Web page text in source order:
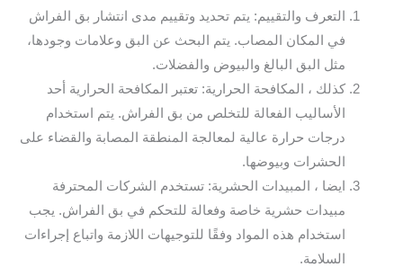
التعرف والتقييم: يتم تحديد وتقييم مدى انتشار بق الفراش
في المكان المصاب. يتم البحث عن البق وعلامات وجودها،
مثل البق البالغ والبيوض والفضلات.
كذلك ، المكافحة الحرارية: تعتبر المكافحة الحرارية أحد
الأساليب الفعالة للتخلص من بق الفراش. يتم استخدام
درجات حرارة عالية لمعالجة المنطقة المصابة والقضاء على
الحشرات وبيوضها.
ايضا ، المبيدات الحشرية: تستخدم الشركات المحترفة
مبيدات حشرية خاصة وفعالة للتحكم في بق الفراش. يجب
استخدام هذه المواد وفقًا للتوجيهات اللازمة واتباع إجراءات
السلامة.